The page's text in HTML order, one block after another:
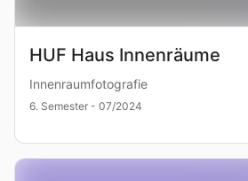
HUF Haus Innenräume
Innenraumfotografie
6. Semester - 07/2024